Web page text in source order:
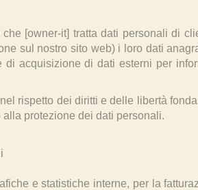
[owner-it] tratta dati personali di
sul nostro sito web) i loro dati
acquisizione di dati esterni per
rispetto dei diritti e delle libertà
protezione dei dati personali.
e statistiche interne, per la